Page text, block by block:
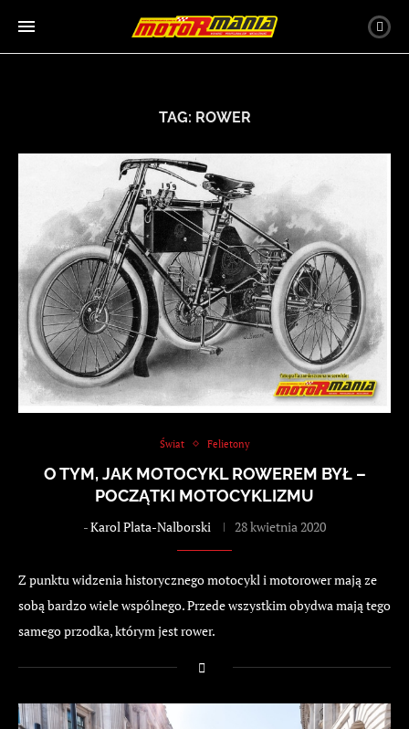
TAG: ROWER
Świat Felietony
O TYM, JAK MOTOCYKL ROWEREM BYŁ –
POCZĄTKI MOTOCYKLIZMU
-Karol Plata-Nalborski 28 kwietnia 2020
Z punktu widzenia historycznego motocykl i motorower mają ze
sobą bardzo wiele wspólnego. Przede wszystkim obydwa mają tego
samego przodka, którym jest rower.